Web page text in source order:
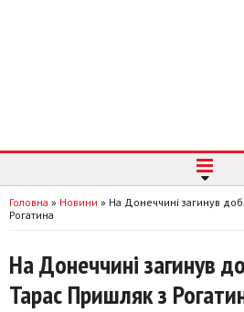
Головна » Новини » На Донеччині загинув
Рогатина
На Донеччині загинув
Тарас Пришляк з